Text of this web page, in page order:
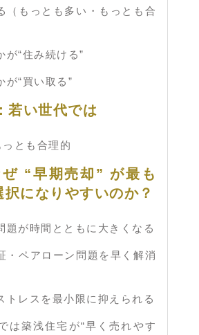
もっとも多い・もっとも合
“住み続ける”
“買い取る”
若い世代では
とも合理的
“早期売却” が最も
択になりやすいのか？
が時間とともに大きくなる
ペアローン問題を早く解消
レスを最小限に抑えられる
は築浅住宅が“早く売れやす